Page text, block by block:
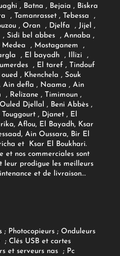
, Batna , Bejaia , Biskra
, Tamanrasset , Tebessa ,
, Oran , Djelfa , Jijel ,
Sidi bel abbes , Annaba ,
Medea , Mostaganem ,
, El bayadh , Illizi ,
, El taref , Tindouf
, Khenchela , Souk
defla , Naama , Ain
Relizane , Timimoun ,
Djellal , Beni Abbès ,
, Djanet , El
Aflou, El Bayadh, Ksar
Ain Oussara, Bir El
et Ksar El Boukhari.
et nos commerciales sont
leur prodigue les meilleurs
et de livraison...
; Photocopieurs; Onduleurs
; Clés USB et cartes
et serveurs nas ; Pc